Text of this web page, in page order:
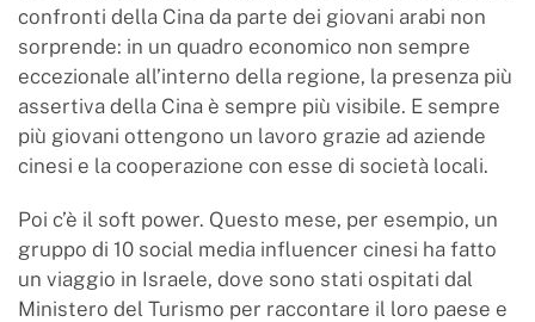
confronti della Cina da parte dei giovani arabi non
sorprende: in un quadro economico non sempre
eccezionale all’interno della regione, la presenza più
assertiva della Cina è sempre più visibile. E sempre
più giovani ottengono un lavoro grazie ad aziende
cinesi e la cooperazione con esse di società locali.
Poi c’è il soft power. Questo mese, per esempio, un
gruppo di 10 social media influencer cinesi ha fatto
un viaggio in Israele, dove sono stati ospitati dal
Ministero del Turismo per raccontare il loro paese e